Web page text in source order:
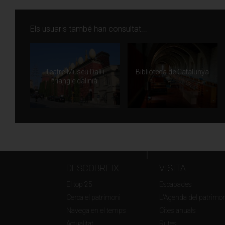
Els usuaris també han consultat...
Teatre-Museu Dalí i
triangle dalinià
Biblioteca de Catalunya
DESCOBREIX
El top 25
Cerca el patrimoni
Navega en el temps
VISITA
Escapades
L'Agenda del patrimoni
Cites anuals